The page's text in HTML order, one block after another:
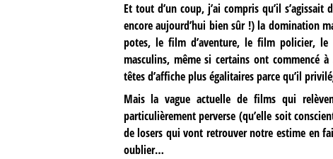
Et tout d’un coup, j’ai compris qu’il
encore aujourd’hui bien sûr !) la domination
potes, le film d’aventure, le film policier, le
masculins, même si certains ont commencé
têtes d’affiche plus égalitaires parce qu’il
Mais la vague actuelle de films qui
particulièrement perverse (qu’elle soit
de losers qui vont retrouver notre estime en
oublier…